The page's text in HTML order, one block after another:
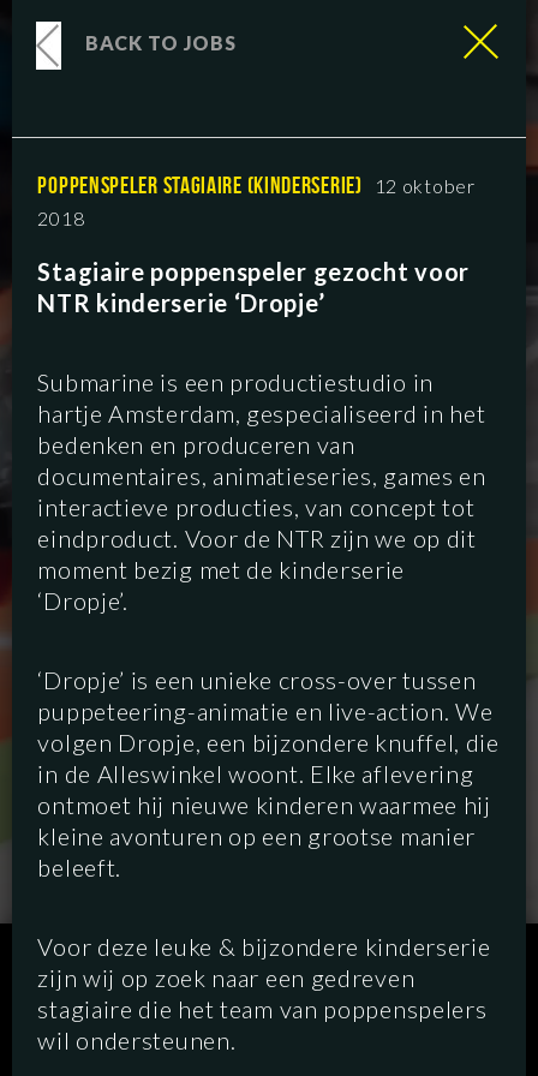
SCRIPTED HYBRID ANIMATION
DOCUMENTARY
BACK TO JOBS
POPPENSPELER STAGIAIRE (KINDERSERIE)
12 oktober
2018
Stagiaire poppenspeler gezocht voor
NTR kinderserie ‘Dropje’
Submarine is een productiestudio in
hartje Amsterdam, gespecialiseerd in het
bedenken en produceren van
documentaires, animatieseries, games en
interactieve producties, van concept tot
eindproduct. Voor de NTR zijn we op dit
moment bezig met de kinderserie
‘Dropje’.
‘Dropje’ is een unieke cross-over tussen
puppeteering-animatie en live-action. We
volgen Dropje, een bijzondere knuffel, die
in de Alleswinkel woont. Elke aflevering
ontmoet hij nieuwe kinderen waarmee hij
kleine avonturen op een grootse manier
beleeft.
Voor deze leuke & bijzondere kinderserie
zijn wij op zoek naar een gedreven
stagiaire die het team van poppenspelers
wil ondersteunen.